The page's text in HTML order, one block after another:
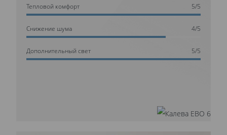
Тепловой комфорт 5/5
Cнижение шума 4/5
Дополнительный свет 5/5